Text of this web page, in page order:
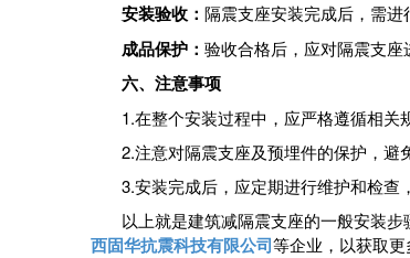
‌安装验收‌： 隔震支座安装完成后，需
‌成品保护‌： 验收合格后，应对隔震支
六、注意事项
1.在整个安装过程中，应严格遵循相关
2.注意对隔震支座及预埋件的保护，避
3.安装完成后，应定期进行维护和检查
以上就是建筑减隔震支座的一般安装
西固华抗震科技有限公司等企业，以获取更